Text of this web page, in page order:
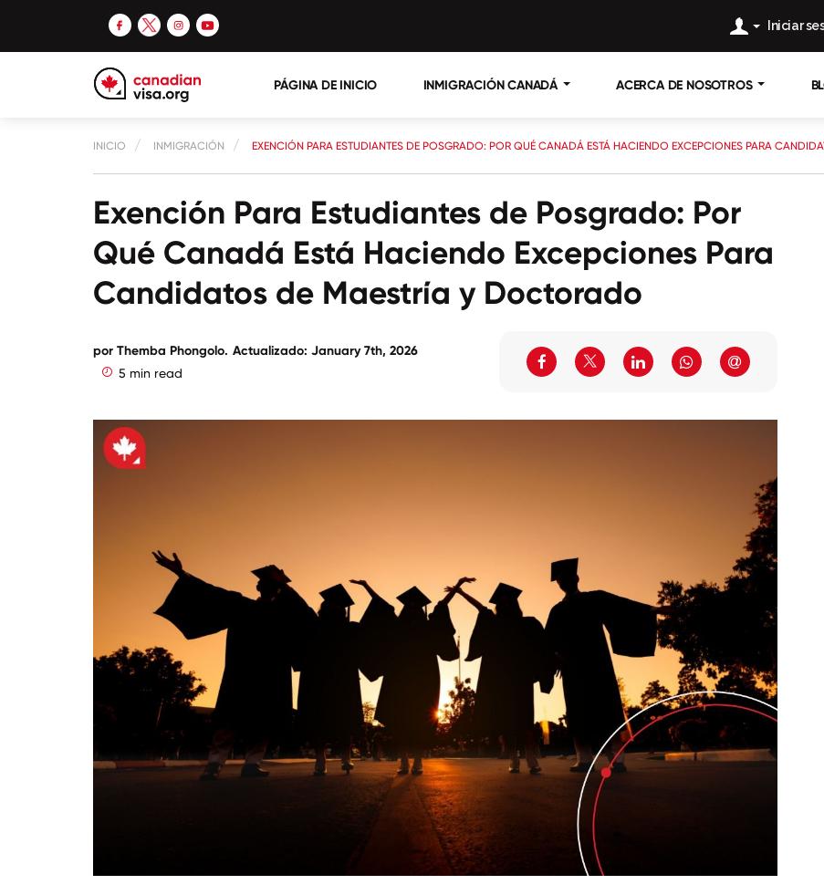
Iniciar
PÁGINA DE INICIO INMIGRACIÓN CANADÁ ACERCA DE NOSOTROS
INICIO INMIGRACIÓN EXENCIÓN PARA ESTUDIANTES DE POSGRADO: POR QUÉ CANADÁ ESTÁ HACIENDO EXCEPCIONES PARA
Exención Para Estudiantes de Posgrado: Por
Qué Canadá Está Haciendo Excepciones Para
Candidatos de Maestría y Doctorado
por Themba Phongolo. Actualizado: January 7th, 2026
5 min read